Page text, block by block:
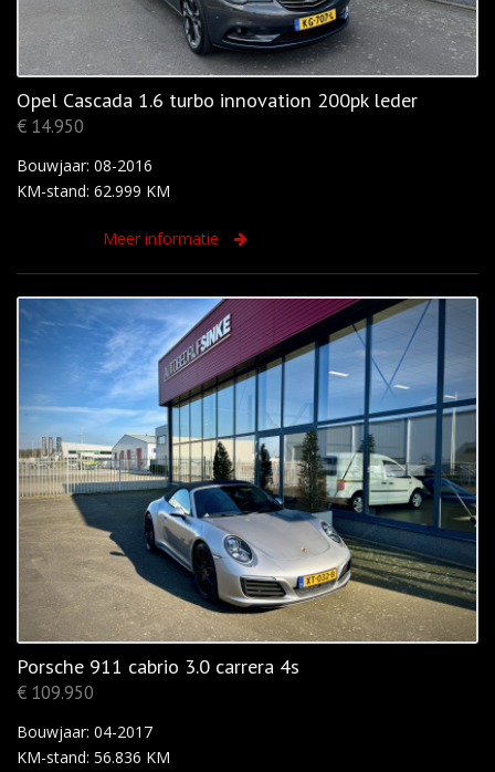
Opel Cascada 1.6 turbo innovation 200pk leder
€ 14.950
Bouwjaar: 08-2016
KM-stand: 62.999 KM
Meer informatie
Porsche 911 cabrio 3.0 carrera 4s
€ 109.950
Bouwjaar: 04-2017
KM-stand: 56.836 KM